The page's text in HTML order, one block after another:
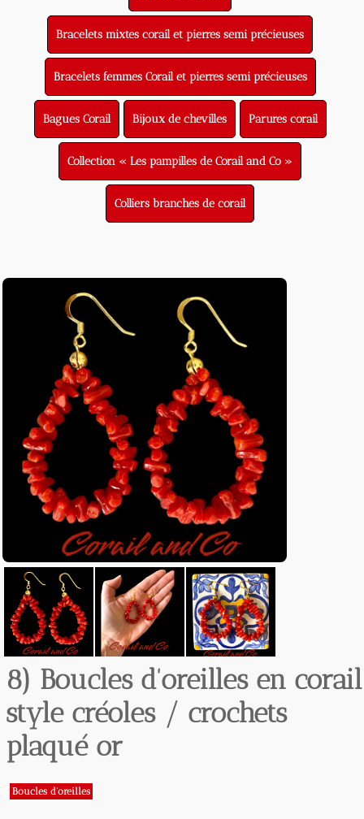
Bracelets mixtes corail et pierres semi précieuses
Bracelets femmes Corail et pierres semi précieuses
Bagues Corail Bijoux de chevilles Parures corail
Collection « Les pampilles de Corail and Co »
Colliers branches de corail
8) Boucles d'oreilles en corail
style créoles / crochets
plaqué or
Boucles d'oreilles